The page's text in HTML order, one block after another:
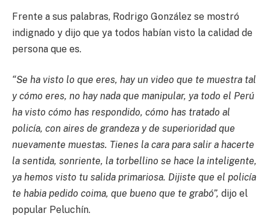
Frente a sus palabras, Rodrigo González se mostró
indignado y dijo que ya todos habían visto la calidad de
persona que es.
“Se ha visto lo que eres, hay un video que te muestra tal
y cómo eres, no hay nada que manipular, ya todo el Perú
ha visto cómo has respondido, cómo has tratado al
policía, con aires de grandeza y de superioridad que
nuevamente muestas. Tienes la cara para salir a hacerte
la sentida, sonriente, la torbellino se hace la inteligente,
ya hemos visto tu salida primariosa. Dijiste que el policía
te habia pedido coima, que bueno que te grabó”, dijo el
popular Peluchín.